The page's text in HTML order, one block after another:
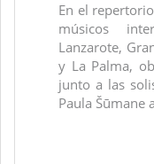
En el
músicos
Lanzarote,
y La Palma,
junto a las
Paula Šūmane